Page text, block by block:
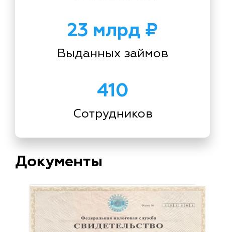
23 млрд ₽
Выданных займов
410
Сотрудников
Документы